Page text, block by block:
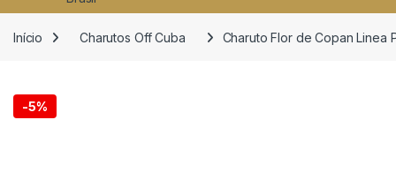
Início Charutos Off Cuba Charuto Flor de Copan Linea
-5%